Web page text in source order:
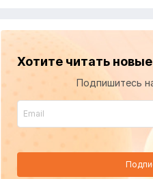
Хотите читать
Подпишитесь